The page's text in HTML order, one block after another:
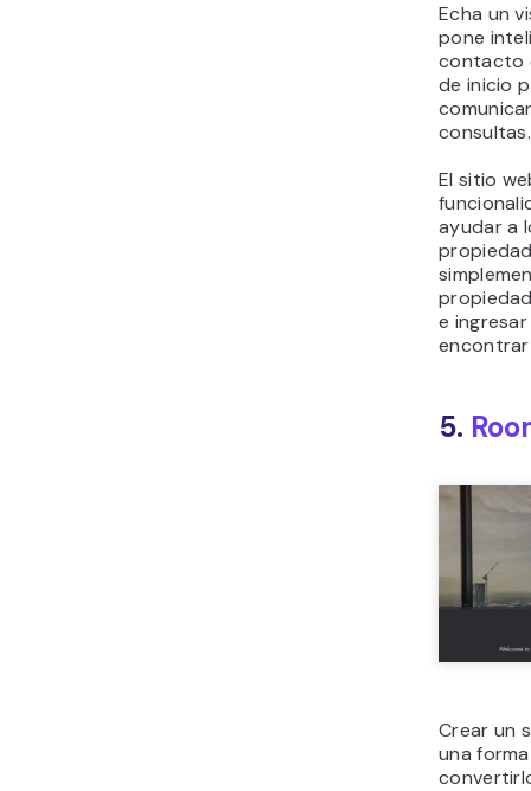
Echa un
pone
contacto
de inicio
consultas.
El sitio
ayudar a
e
encontrar
5.
Crear un
una